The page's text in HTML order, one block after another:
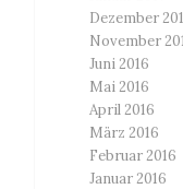
Dezember
November
Juni 2016
Mai 2016
April 2016
März 2016
Februar 2016
Januar 2016